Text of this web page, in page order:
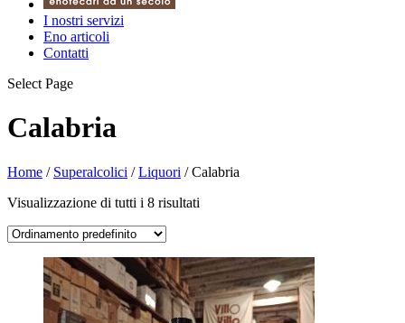
I nostri servizi
Eno articoli
Contatti
Select Page
Calabria
Home / Superalcolici /Liquori / Calabria
Visualizzazione di tutti i 8 risultati